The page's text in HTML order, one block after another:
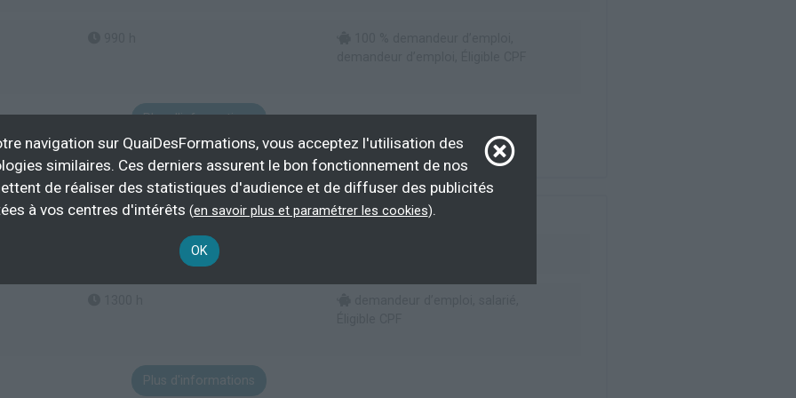
Plus d'informations
Plus d'informations
navigation sur QuaiDesFormations, vous acceptez l'utilisation des
similaires. Ces derniers assurent le bon fonctionnement de nos
de réaliser des statistiques d'audience et de diffuser des publicités
à vos centres d'intérêts (en savoir plus et paramétrer les cookies).
OK